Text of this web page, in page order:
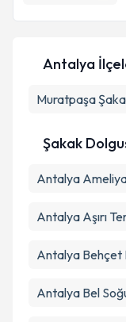
E-posta
Kişisel
Antalya
Muratpaşa
Şakak
Antalya
Antalya Aşırı
Antalya Behçet
Antalya Bel